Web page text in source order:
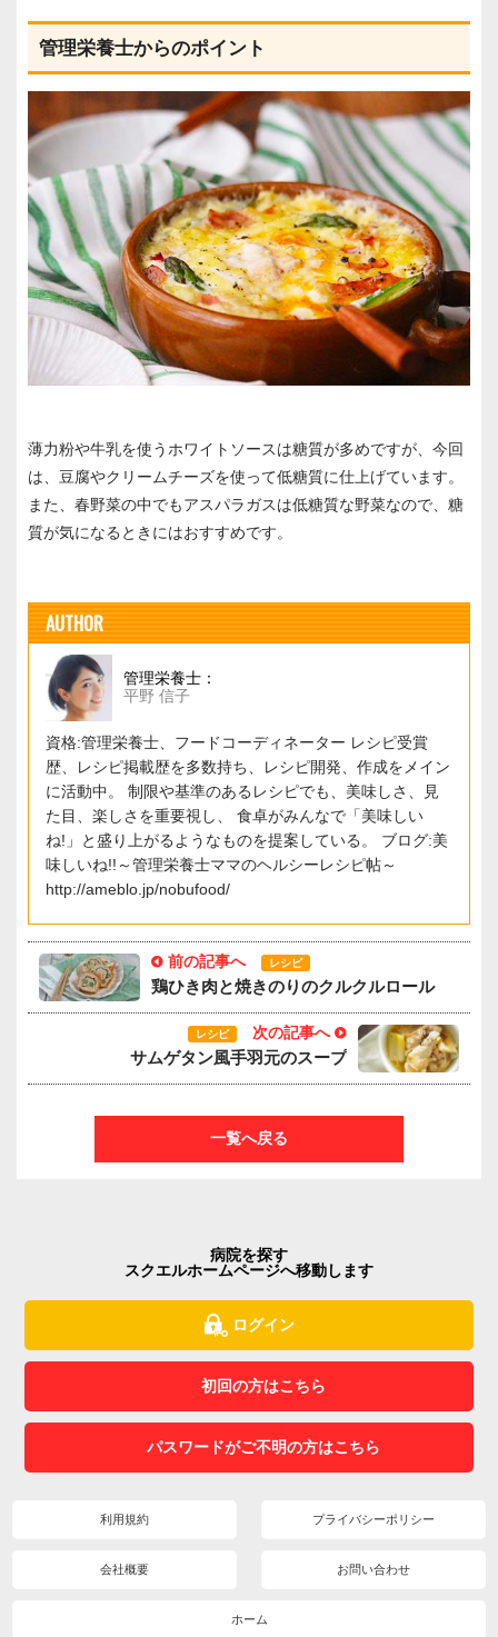
管理栄養士からのポイント
薄力粉や牛乳を使うホワイトソースは糖質が多めですが、今回
は、豆腐やクリームチーズを使って低糖質に仕上げています。
また、春野菜の中でもアスパラガスは低糖質な野菜なので、糖
質が気になるときにはおすすめです。
AUTHOR
管理栄養士：
平野 信子
資格:管理栄養士、フードコーディネーター レシピ受賞
歴、レシピ掲載歴を多数持ち、レシピ開発、作成をメイン
に活動中。 制限や基準のあるレシピでも、美味しさ、見
た目、楽しさを重要視し、 食卓がみんなで「美味しい
ね!」と盛り上がるようなものを提案している。 ブログ:美
味しいね!!～管理栄養士ママのヘルシーレシピ帖～
http://ameblo.jp/nobufood/
前の記事へ レシピ
鶏ひき肉と焼きのりのクルクルロール
レシピ 次の記事へ
サムゲタン風手羽元のスープ
一覧へ戻る
病院を探す
スクエルホームページへ移動します
ログイン
初回の方はこちら
パスワードがご不明の方はこちら
利用規約 プライバシーポリシー
会社概要 お問い合わせ
ホーム